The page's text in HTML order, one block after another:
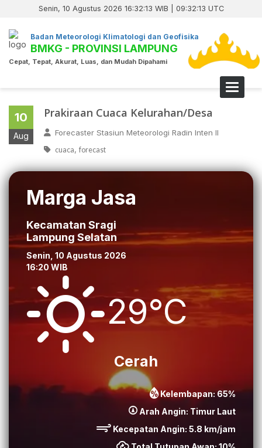
Senin, 10 Agustus 2026 16:32:13 WIB | 09:32:13 UTC
Badan Meteorologi Klimatologi dan Geofisika
BMKG - PROVINSI LAMPUNG
Cepat, Tepat, Akurat, Luas, dan Mudah Dipahami
Toggle
10
Aug
Prakiraan Cuaca Kelurahan/Desa
Forecaster Stasiun Meteorologi Radin Inten II
cuaca, forecast
Marga Jasa
Kecamatan Sragi
Lampung Selatan
Senin, 10 Agustus 2026
16:20 WIB
29°C
Cerah
Kelembapan:65%
Arah Angin: Timur Laut
Kecepatan Angin: 5.8 km/jam